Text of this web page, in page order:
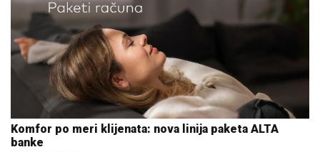
Komfor po meri klijenata: nova linija paketa ALTA
banke